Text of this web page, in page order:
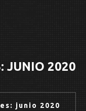
JUNIO 2020
junio 2020